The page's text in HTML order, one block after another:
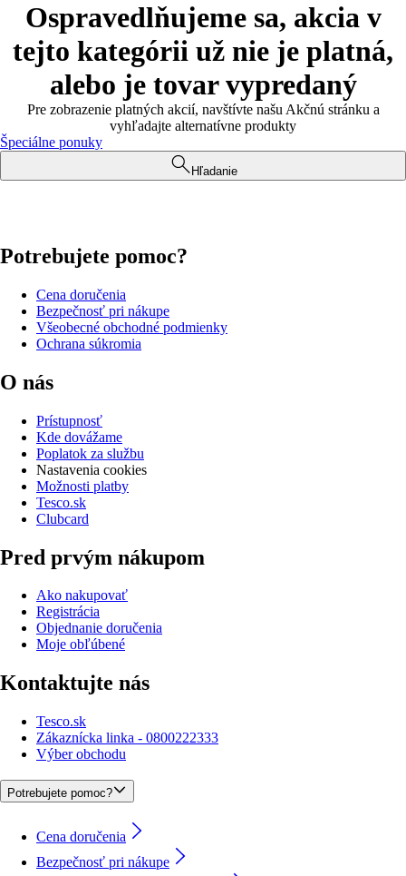
Ospravedlňujeme sa, akcia v
tejto kategórii už nie je platná,
alebo je tovar vypredaný
Pre zobrazenie platných akcií, navštívte našu Akčnú stránku a
vyhľadajte alternatívne produkty
Špeciálne ponuky
Hľadanie
Potrebujete pomoc?
Cena doručenia
Bezpečnosť pri nákupe
Všeobecné obchodné podmienky
Ochrana súkromia
O nás
Prístupnosť
Kde dovážame
Poplatok za službu
Nastavenia cookies
Možnosti platby
Tesco.sk
Clubcard
Pred prvým nákupom
Ako nakupovať
Registrácia
Objednanie doručenia
Moje obľúbené
Kontaktujte nás
Tesco.sk
Zákaznícka linka - 0800222333
Výber obchodu
Potrebujete pomoc?
Cena doručenia
Bezpečnosť pri nákupe